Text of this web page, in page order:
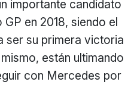
importante candidato
en 2018, siendo el
ser su primera victoria
están ultimando
con Mercedes por